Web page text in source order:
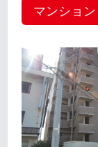
マンション